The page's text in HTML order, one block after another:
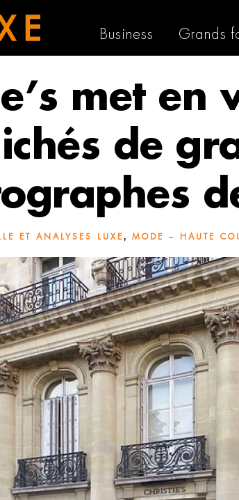
Business Grands
met en
de
ET ANALYSES LUXE, MODE – HAUTE